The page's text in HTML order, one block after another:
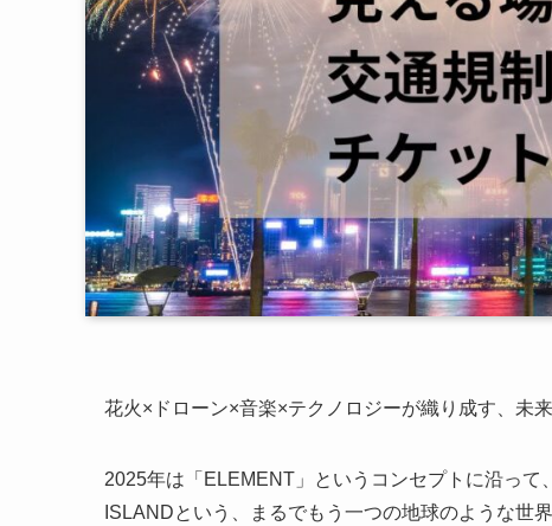
花火×ドローン×音楽×テクノロジーが織り成す、未
2025年は「ELEMENT」というコンセプトに沿っ
ISLANDという、まるでもう一つの地球のような世